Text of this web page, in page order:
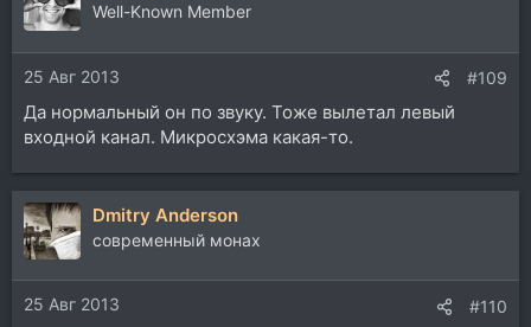
Well-Known Member
25 Авг 2013 #109
Да нормальный он по звуку. Тоже вылетал левый
входной канал. Микросхэма какая-то.
Dmitry Anderson
современный монах
25 Авг 2013 #110